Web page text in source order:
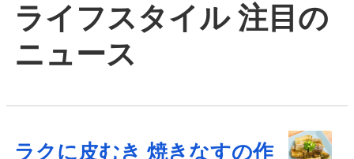
ライフスタイル 注目の
ニュース
ラクに皮むき 焼きなすの作